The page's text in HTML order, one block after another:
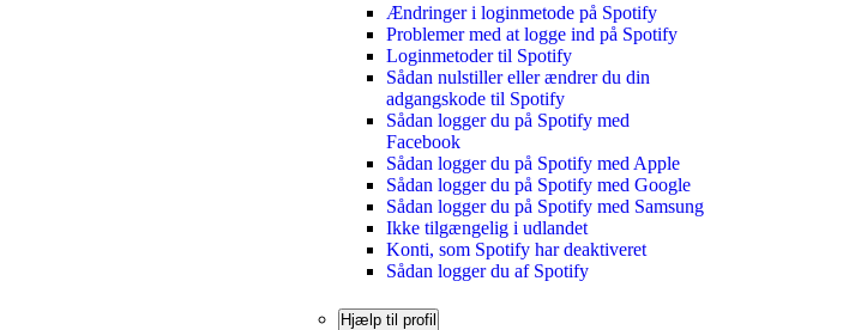
Ændringer i loginmetode på Spotify
Problemer med at logge ind på Spotify
Loginmetoder til Spotify
Sådan nulstiller eller ændrer du din
adgangskode til Spotify
Sådan logger du på Spotify med
Facebook
Sådan logger du på Spotify med Apple
Sådan logger du på Spotify med Google
Sådan logger du på Spotify med Samsung
Ikke tilgængelig i udlandet
Konti, som Spotify har deaktiveret
Sådan logger du af Spotify
Hjælp til profil